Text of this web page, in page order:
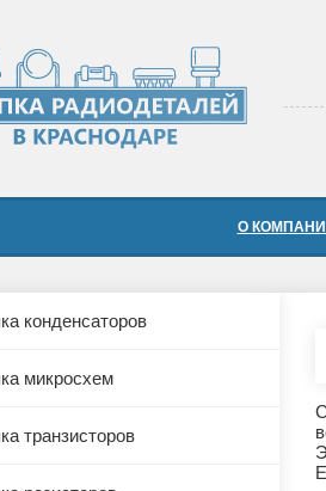
О
конденсаторов
микросхем
транзисторов